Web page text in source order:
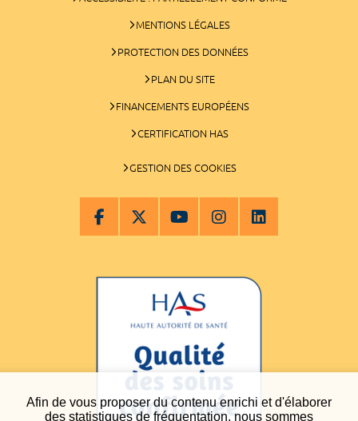
Afin de vous proposer du contenu enrichi et d'élaborer
des statistiques de fréquentation, nous sommes
MENTIONS LÉGALES
PROTECTION DES DONNÉES
PLAN DU SITE
FINANCEMENTS EUROPÉENS
CERTIFICATION HAS
GESTION DES COOKIES